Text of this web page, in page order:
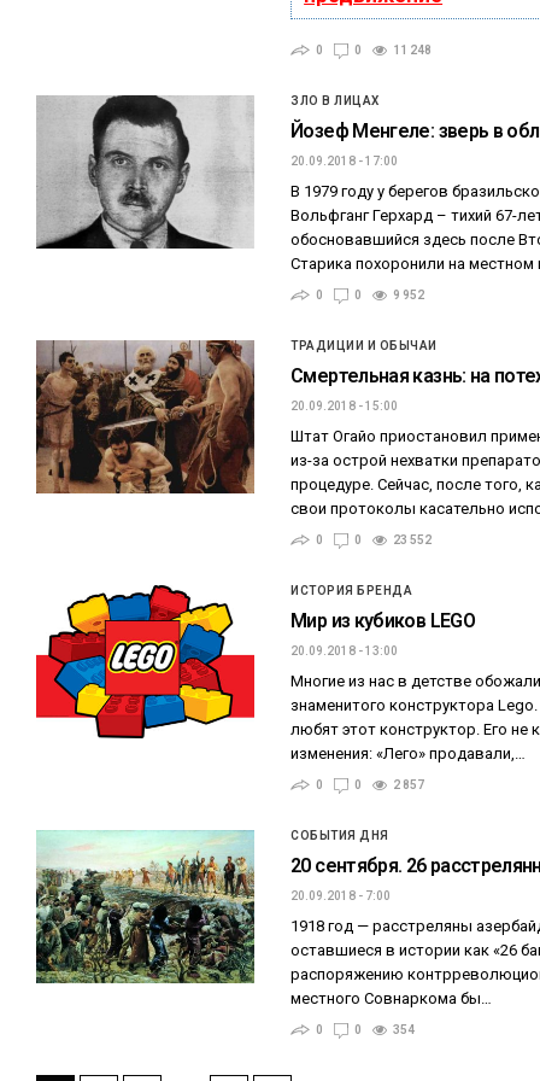
0 0 11 248
ЗЛО В ЛИЦАХ
Йозеф Менгеле: зверь в
20.09.2018 - 17:00
В 1979 году у берегов
Вольфганг Герхард – тихий 67-
обосновавшийся здесь после
Старика похоронили на
0 0 9 952
ТРАДИЦИИ И ОБЫЧАИ
Смертельная казнь: на
20.09.2018 - 15:00
Штат Огайо приостановил
из-за острой нехватки
процедуре. Сейчас, после того,
свои протоколы касательно
0 0 23 552
ИСТОРИЯ БРЕНДА
Мир из кубиков LEGO
20.09.2018 - 13:00
Многие из нас в детстве
знаменитого конструктора
любят этот конструктор. Его не
изменения: «Лего» продавали,…
0 0 2 857
СОБЫТИЯ ДНЯ
20 сентября. 26
20.09.2018 - 7:00
1918 год — расстреляны
оставшиеся в истории как «26
распоряжению
местного Совнаркома бы…
0 0 354